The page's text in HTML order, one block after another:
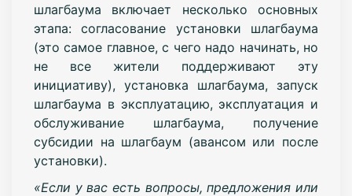
шлагбаума включает несколько основных
этапа: согласование установки шлагбаума
(это самое главное, с чего надо начинать, но
не все жители поддерживают эту
инициативу), установка шлагбаума, запуск
шлагбаума в эксплуатацию, эксплуатация и
обслуживание шлагбаума, получение
субсидии на шлагбаум (авансом или после
установки).
«Если у вас есть вопросы, предложения или